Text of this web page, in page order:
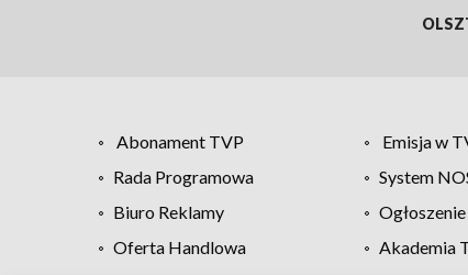
Abonament TVP Emisja w
Rada Programowa
System
Biuro Reklamy
Oferta Handlowa
Akademia